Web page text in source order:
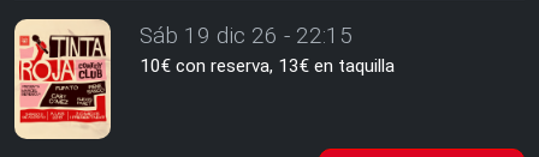
Sáb 19 dic 26 - 22:15
10€ con reserva, 13€ en taquilla